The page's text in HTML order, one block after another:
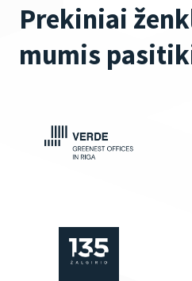
Prekiniai
mumis